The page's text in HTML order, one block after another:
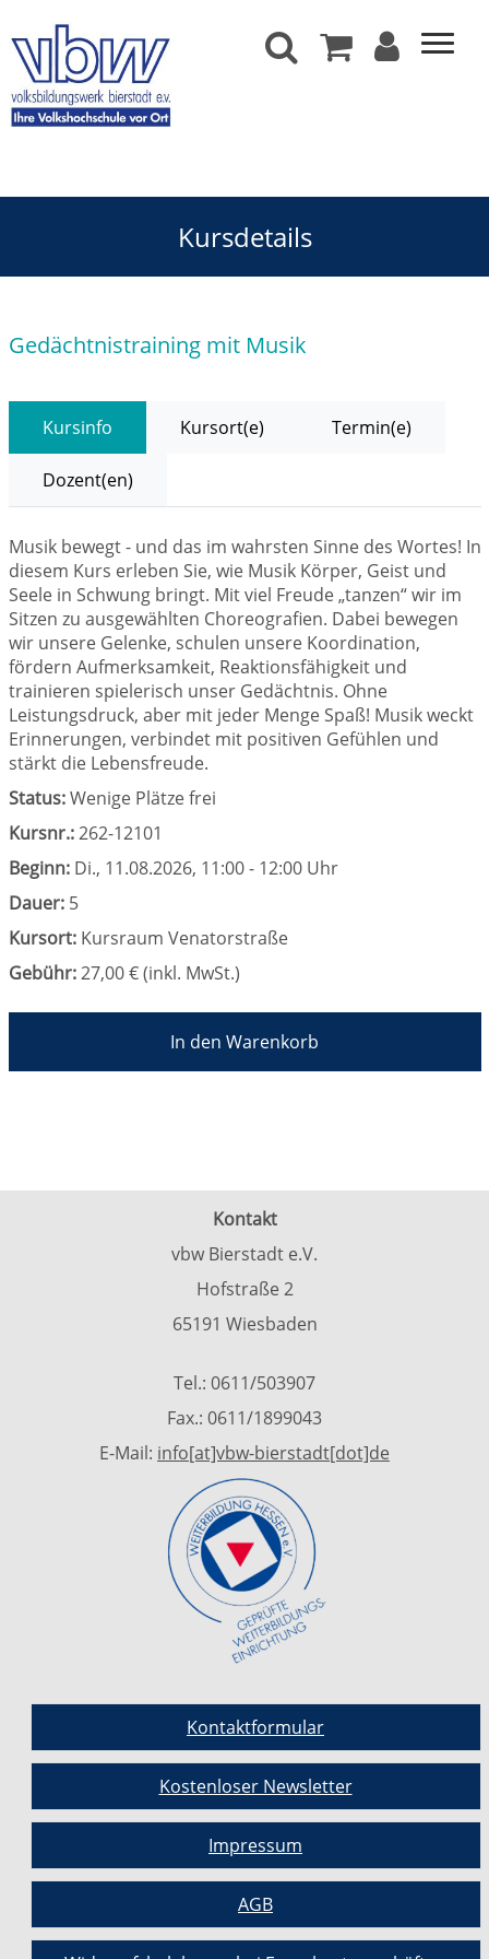
Kursdetails
Gedächtnistraining mit Musik
Kursinfo Kursort(e) Termin(e)
Dozent(en)
Musik bewegt - und das im wahrsten Sinne des Wortes! In
diesem Kurs erleben Sie, wie Musik Körper, Geist und
Seele in Schwung bringt. Mit viel Freude „tanzen“ wir im
Sitzen zu ausgewählten Choreografien. Dabei bewegen
wir unsere Gelenke, schulen unsere Koordination,
fördern Aufmerksamkeit, Reaktionsfähigkeit und
trainieren spielerisch unser Gedächtnis. Ohne
Leistungsdruck, aber mit jeder Menge Spaß! Musik weckt
Erinnerungen, verbindet mit positiven Gefühlen und
stärkt die Lebensfreude.
Status: Wenige Plätze frei
Kursnr.:262-12101
Beginn: Di., 11.08.2026, 11:00 - 12:00 Uhr
Dauer:5
Kursort:Kursraum Venatorstraße
Gebühr:27,00 € (inkl. MwSt.)
In den Warenkorb
Kontakt
vbw Bierstadt e.V.
Hofstraße 2
65191 Wiesbaden
Tel.: 0611/503907
Fax.: 0611/1899043
E-Mail: info[at]vbw-bierstadt[dot]de
Kontaktformular
Kostenloser Newsletter
Impressum
AGB